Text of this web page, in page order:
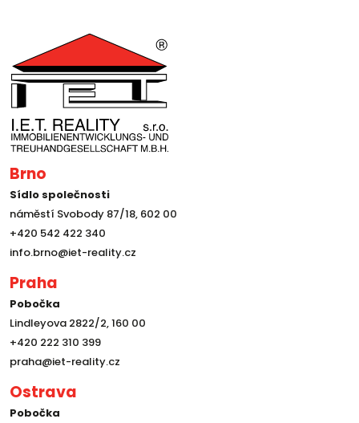
Brno
Sídlo společnosti
náměstí Svobody 87/18, 602 00
+420 542 422 340
info.brno@iet-reality.cz
Praha
Pobočka
Lindleyova 2822/2, 160 00
+420 222 310 399
praha@iet-reality.cz
Ostrava
Pobočka